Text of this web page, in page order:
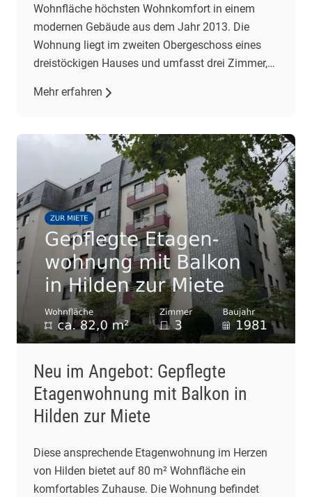
Wohnfläche höchsten Wohnkomfort in einem
modernen Gebäude aus dem Jahr 2013. Die
Wohnung liegt im zweiten Obergeschoss eines
dreistöckigen Hauses und umfasst drei Zimmer,
Wohnzimmer mit offener Einbauküche. Der
Ausstattung, darunter Fliesenböden und eine
Fußbodenheizung. Eine Klimaanlage im
Wohnzimmer […]
Mehr erfahren
Neu im Angebot: Gepflegte
Etagenwohnung mit Balkon in
Hilden zur Miete
Diese ansprechende Etagenwohnung im Herzen
von Hilden bietet auf 80 m² Wohnfläche ein
komfortables Zuhause. Die Wohnung befindet